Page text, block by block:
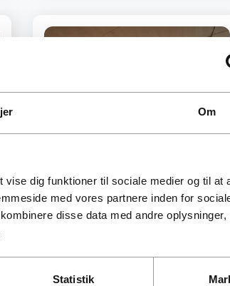
Om
dig funktioner til sociale medier og til at
med vores partnere inden for
disse data med andre oplysninger,
Statistik
Skattefrie diæter 2026
Se de gældende satser for
skattefrie diæter i 2026 og få
rejsegodtgørelse.